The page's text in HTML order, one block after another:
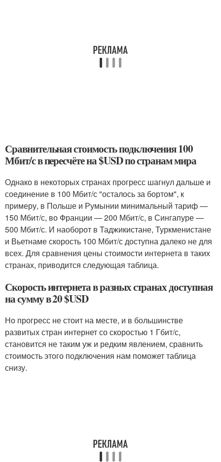
Сравнительная стоимость подключения 100
Мбит/с в пересчёте на $USD по странам мира
Однако в некоторых странах прогресс шагнул дальше и
соединение в 100 Мбит/с "осталось за бортом", к
примеру, в Польше и Румынии минимальный тариф —
150 Мбит/с, во Франции — 200 Мбит/с, в Сингапуре —
500 Мбит/с. И наоборот в Таджикистане, Туркменистане
и Вьетнаме скорость 100 Мбит/с доступна далеко не для
всех. Для сравнения цены стоимости интернета в таких
странах, приводится следующая таблица.
Скорость интернета в разных странах доступная
на сумму в 20 $USD
Но прогресс не стоит на месте, и в большинстве
развитых стран интернет со скоростью 1 Гбит/с,
становится не таким уж и редким явлением, сравнить
стоимость этого подключения нам поможет таблица
снизу.